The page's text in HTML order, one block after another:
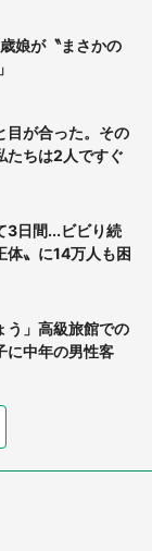
娘が〝まさかの
目が合った。その
たちは2人ですぐ
3日間...ビビり続
〟に14万人も困
う」高級旅館での
に中年の男性客
こね〟の内容に1.
まだしも...」「ハ
ック。隣席の青